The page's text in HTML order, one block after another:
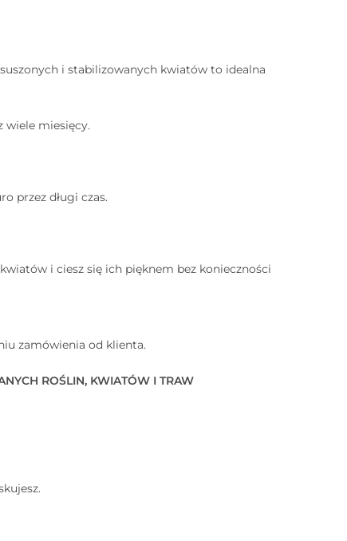
i stabilizowanych kwiatów to idealna
wiele miesięcy.
przez długi czas.
i ciesz się ich pięknem bez konieczności
zamówienia od klienta.
ROŚLIN, KWIATÓW I TRAW